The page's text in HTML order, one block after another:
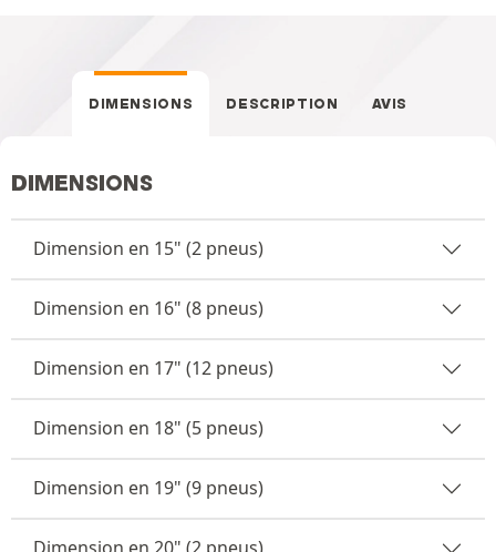
DIMENSIONS DESCRIPTION AVIS
DIMENSIONS
Dimension en 15" (2 pneus)
Dimension en 16" (8 pneus)
Dimension en 17" (12 pneus)
Dimension en 18" (5 pneus)
Dimension en 19" (9 pneus)